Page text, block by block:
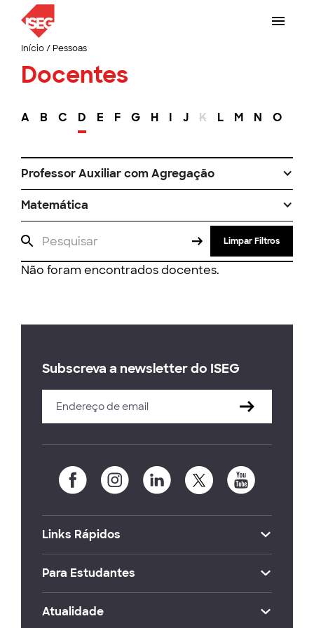
Início/ Pessoas
Docentes
A B C D E F G H I J K L M N O
Professor Auxiliar com Agregação
Matemática
Limpar Filtros
Não foram encontrados docentes.
Subscreva a newsletter do ISEG
Links Rápidos
Para Estudantes
Atualidade